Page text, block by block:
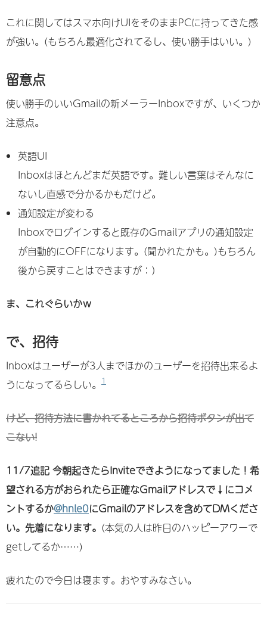
これに関してはスマホ向けUIをそのままPCに持ってきた感
が強い。(もちろん最適化されてるし、使い勝手はいい。)
留意点
使い勝手のいいGmailの新メーラーInboxですが、いくつか
注意点。
英語UI
Inboxはほとんどまだ英語です。難しい言葉はそんなに
ないし直感で分かるかもだけど。
通知設定が変わる
Inboxでログインすると既存のGmailアプリの通知設定
が自動的にOFFになります。(聞かれたかも。)もちろん
後から戻すことはできますが：）
ま、これぐらいかｗ
で、招待
Inboxはユーザーが3人までほかのユーザーを招待出来るよ
うになってるらしい。
1
けど、招待方法に書かれてるところから招待ボタンが出て
こない!
11/7追記 今朝起きたらInviteできようになってました！希
望される方がおられたら正確なGmailアドレスで↓にコメ
ントするか@hnle0にGmailのアドレスを含めてDMくださ
い。先着になります。 (本気の人は昨日のハッピーアワーで
getしてるか……)
疲れたので今日は寝ます。おやすみなさい。